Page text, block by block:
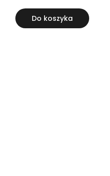
Do koszyka